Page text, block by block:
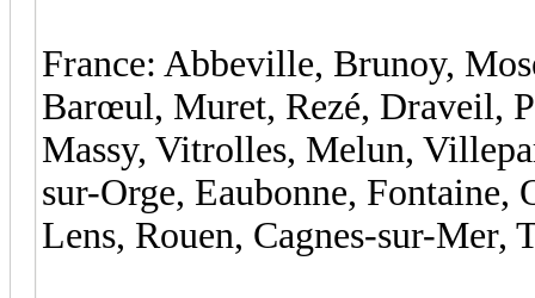
France: Abbeville, Brunoy,
Barœul, Muret, Rezé, Draveil,
Massy, Vitrolles, Melun,
sur-Orge, Eaubonne,
Lens, Rouen, Cagnes-sur-Mer,